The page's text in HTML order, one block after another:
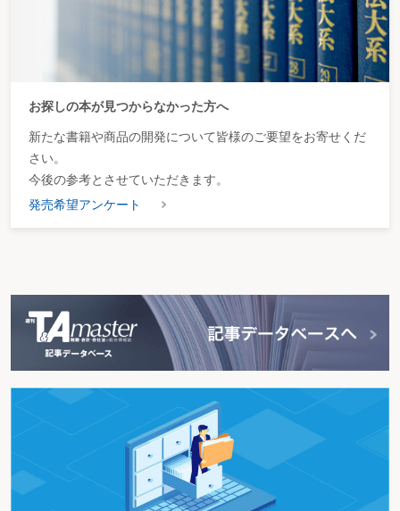
お探しの本が見つからなかった方へ
新たな書籍や商品の開発について皆様のご要望をお寄せくだ
さい。
今後の参考とさせていただきます。
発売希望アンケート